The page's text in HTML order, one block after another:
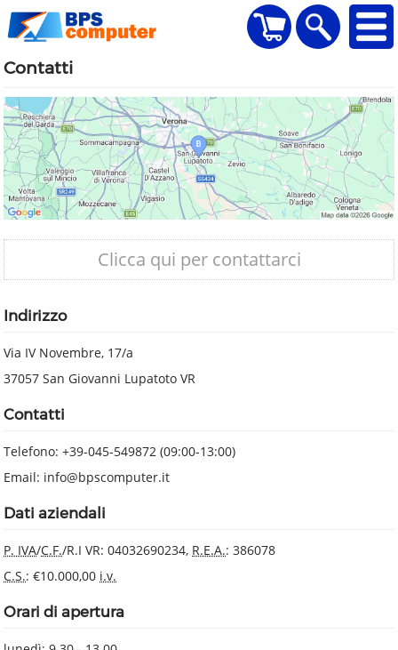
Contatti
Clicca qui per contattarci
Indirizzo
Via IV Novembre, 17/a
37057 San Giovanni Lupatoto VR
Contatti
Telefono: +39-045-549872 (09:00-13:00)
Email: info@bpscomputer.it
Dati aziendali
P. IVA/C.F./R.I VR: 04032690234, R.E.A.: 386078
C.S.: €10.000,00 i.v.
Orari di apertura
home Visualizza il
Ricerca